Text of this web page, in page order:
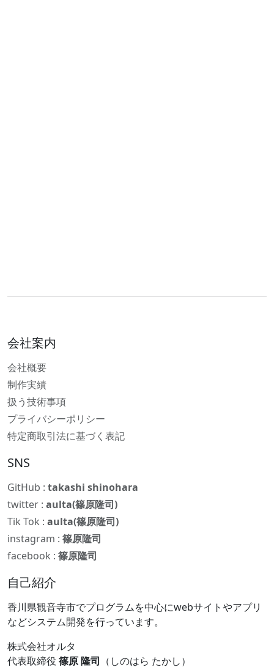
会社案内
会社概要
制作実績
扱う技術事項
プライバシーポリシー
特定商取引法に基づく表記
SNS
GitHub : takashi shinohara
twitter : aulta(篠原隆司)
Tik Tok : aulta(篠原隆司)
instagram : 篠原隆司
facebook : 篠原隆司
自己紹介
香川県観音寺市でプログラムを中心にwebサイトやアプリ
などシステム開発を行っています。
株式会社オルタ
代表取締役 篠原 隆司 （しのはら たかし）